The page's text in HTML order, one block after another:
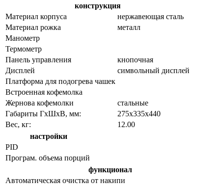
конструкция
Материал корпуса
нержавеющая сталь
Материал рожка
металл
Манометр
Термометр
Панель управления
кнопочная
Дисплей
символьный дисплей
Платформа для подогрева чашек
Встроенная кофемолка
Жернова кофемолки
стальные
Габариты ГхШхВ, мм:
275х335х440
Вес, кг:
12.00
настройки
PID
Програм. объема порций
функционал
Автоматическая очистка от накипи